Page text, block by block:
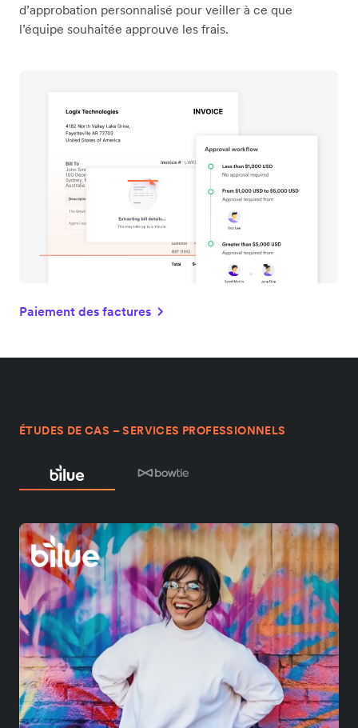
d’approbation personnalisé pour veiller à ce que
l’équipe souhaitée approuve les frais.
Paiement des factures
ÉTUDES DE CAS – SERVICES PROFESSIONNELS